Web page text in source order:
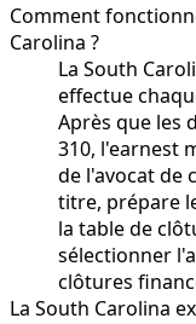
Comment
Carolina ?
La South
effectue
Après que les
310, l'earnest
de l'avocat de
titre, prépare
la table de
sélectionner
clôtures
La South Carolina